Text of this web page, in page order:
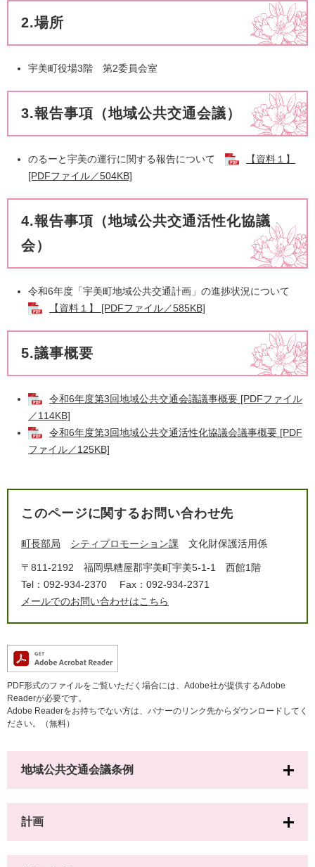
2.場所
宇美町役場3階 第2委員会室
3.報告事項（地域公共交通会議）
のるーと宇美の運行に関する報告について
【資料１】
[PDFファイル／504KB]
4.報告事項（地域公共交通活性化協議
会）
令和6年度「宇美町地域公共交通計画」の進捗状況について
【資料１】 [PDFファイル／585KB]
5.議事概要
令和6年度第3回地域公共交通会議議事概要 [PDFファイル
／114KB]
令和6年度第3回地域公共交通活性化協議会議事概要 [PDF
ファイル／125KB]
このページに関するお問い合わせ先
町長部局 シティプロモーション課 文化財保護活用係
〒811-2192
福岡県糟屋郡宇美町宇美5-1-1 西館1階
Tel：092-934-2370
Fax：092-934-2371
メールでのお問い合わせはこちら
PDF形式のファイルをご覧いただく場合には、Adobe社が提供するAdobe
Readerが必要です。
Adobe Readerをお持ちでない方は、バナーのリンク先からダウンロードしてく
ださい。（無料）
地域公共交通会議条例
計画